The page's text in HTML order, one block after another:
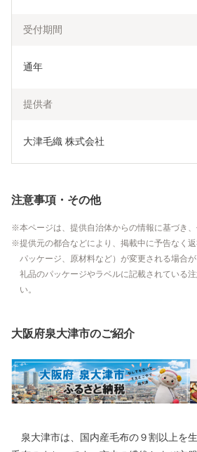
受付期間
通年
提供者
大津毛織 株式会社
注意事項・その他
本ページは、提供自治体からの情報に基づき、
提供元の都合などにより、掲載中に予告なく返
パッケージ、原材料など）が変更される場合
礼品のパッケージやラベルに記載されている
い。
大阪府泉大津市のご紹介
泉大津市は、国内産毛布の９割以上を